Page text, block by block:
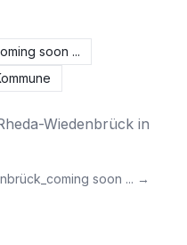
soon ...
Wiedenbrück in
soon ... →